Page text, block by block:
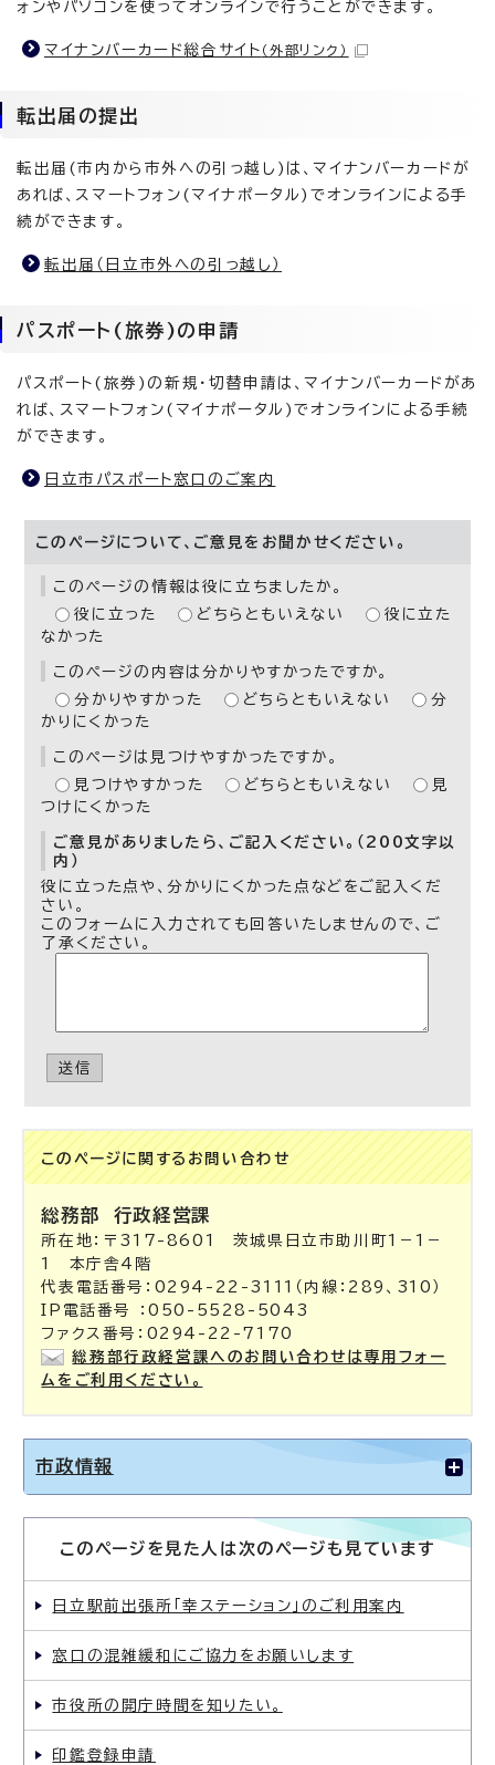
ォンやパソコンを使ってオンラインで行うことができます。
マイナンバーカード総合サイト （外部リンク）
転出届の提出
転出届(市内から市外への引っ越し)は、マイナンバーカードが
あれば、スマートフォン(マイナポータル)でオンラインによる手
続ができます。
転出届（日立市外への引っ越し）
パスポート(旅券)の申請
パスポート(旅券)の新規・切替申請は、マイナンバーカードがあ
れば、スマートフォン(マイナポータル)でオンラインによる手続
ができます。
日立市パスポート窓口のご案内
このページについて、ご意見をお聞かせください。
このページの情報は役に立ちましたか。
役に立った
どちらともいえない
役に立た
なかった
このページの内容は分かりやすかったですか。
分かりやすかった
どちらともいえない
分
かりにくかった
このページは見つけやすかったですか。
見つけやすかった
どちらともいえない
見
つけにくかった
ご意見がありましたら、ご記入ください。（200文字以
内）
役に立った点や、分かりにくかった点などをご記入くだ
さい。
このフォームに入力されても回答いたしませんので、ご
了承ください。
送信
このページに関する お問い合わせ
総務部 行政経営課
所在地：〒317-8601 茨城県日立市助川町1－1－
1 本庁舎4階
代表電話番号：0294-22-3111（内線：289、310）
IP電話番号 ：050-5528-5043
ファクス番号：0294-22-7170
総務部行政経営課へのお問い合わせは専用フォー
ムをご利用ください。
市政情報
このページを見た人は次のページも見ています
日立駅前出張所「幸ステーション」のご利用案内
窓口の混雑緩和にご協力をお願いします
市役所の開庁時間を知りたい。
印鑑登録申請